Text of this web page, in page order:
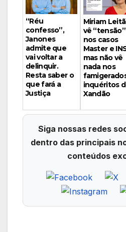
“Réu
confesso”,
Janones
admite que
vai voltar a
delinquir.
Resta saber o
que fará a
Justiça
Miriam
vê “tensão”
nos casos
Master e
mas não vê
nada nos
inquéritos
Xandão
Siga nossas redes
dentro das principais
conteúdos